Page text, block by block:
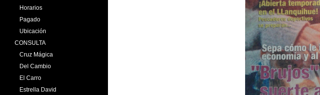
Horarios
Pagado
Ubicación
CONSULTA
Cruz Mágica
Del Cambio
El Carro
Estrella David